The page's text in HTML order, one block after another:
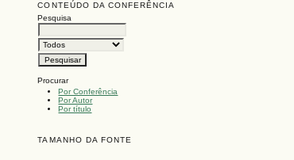
CONTEÚDO DA CONFERÊNCIA
Pesquisa
Procurar
Por Conferência
Por Autor
Por título
TAMANHO DA FONTE